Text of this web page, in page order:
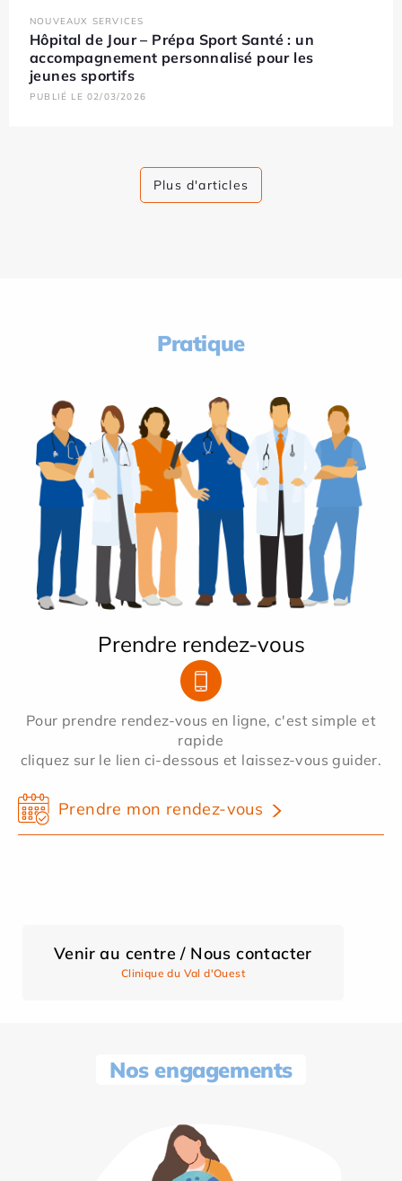
NOUVEAUX SERVICES
Hôpital de Jour – Prépa Sport Santé : un
accompagnement personnalisé pour les
jeunes sportifs
PUBLIÉ LE 02/03/2026
Plus d'articles
Pratique
Prendre rendez-vous
Pour prendre rendez-vous en ligne, c'est simple et
rapide
cliquez sur le lien ci-dessous et laissez-vous guider.
Prendre mon rendez-vous
Venir au centre / Nous contacter
Clinique du Val d'Ouest
Nos engagements